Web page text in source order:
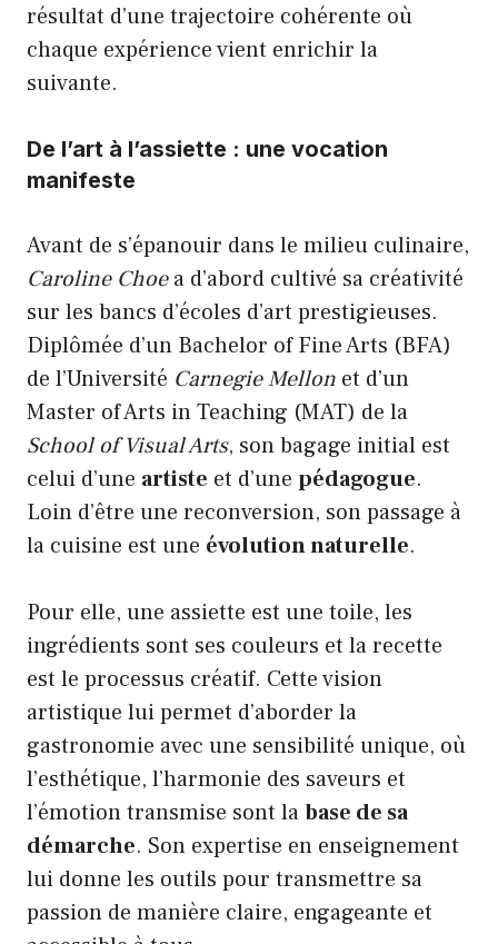
résultat d’une trajectoire cohérente où
chaque expérience vient enrichir la
suivante.
De l’art à l’assiette : une vocation
manifeste
Avant de s’épanouir dans le milieu culinaire,
Caroline Choea d’abord cultivé sa créativité
sur les bancs d’écoles d’art prestigieuses.
Diplômée d’un Bachelor of Fine Arts (BFA)
de l’Université Carnegie Mellon et d’un
Master of Arts in Teaching (MAT) de la
School of Visual Arts, son bagage initial est
celui d’une artiste et d’une pédagogue.
Loin d’être une reconversion, son passage à
la cuisine est une évolution naturelle.
Pour elle, une assiette est une toile, les
ingrédients sont ses couleurs et la recette
est le processus créatif. Cette vision
artistique lui permet d’aborder la
gastronomie avec une sensibilité unique, où
l’esthétique, l’harmonie des saveurs et
l’émotion transmise sont labase de sa
démarche. Son expertise en enseignement
lui donne les outils pour transmettre sa
passion de manière claire, engageante et